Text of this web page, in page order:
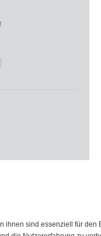
ihnen sind essenziell für den